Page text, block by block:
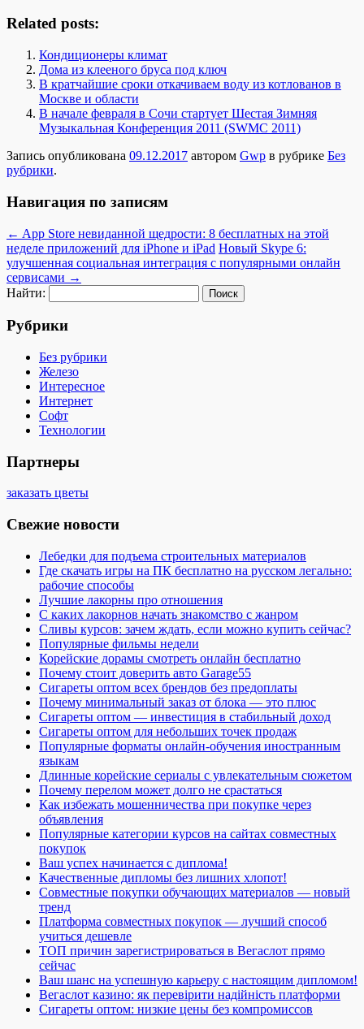
Related posts:
Кондиционеры климат
Дома из клееного бруса под ключ
В кратчайшие сроки откачиваем воду из котлованов в
Москве и области
В начале февраля в Сочи стартует Шестая Зимняя
Музыкальная Конференция 2011 (SWMC 2011)
Запись опубликована 09.12.2017 автором Gwp в рубрике Без
рубрики.
Навигация по записям
← App Store невиданной щедрости: 8 бесплатных на этой
неделе приложений для iPhone и iPad Новый Skype 6:
улучшенная социальная интеграция с популярными онлайн
сервисами →
Найти:
Рубрики
Без рубрики
Железо
Интересное
Интернет
Софт
Технологии
Партнеры
заказать цветы
Свежие новости
Лебедки для подъема строительных материалов
Где скачать игры на ПК бесплатно на русском легально:
рабочие способы
Лучшие лакорны про отношения
С каких лакорнов начать знакомство с жанром
Сливы курсов: зачем ждать, если можно купить сейчас?
Популярные фильмы недели
Корейские дорамы смотреть онлайн бесплатно
Почему стоит доверить авто Garage55
Сигареты оптом всех брендов без предоплаты
Почему минимальный заказ от блока — это плюс
Сигареты оптом — инвестиция в стабильный доход
Сигареты оптом для небольших точек продаж
Популярные форматы онлайн-обучения иностранным
языкам
Длинные корейские сериалы с увлекательным сюжетом
Почему перелом может долго не срастаться
Как избежать мошенничества при покупке через
объявления
Популярные категории курсов на сайтах совместных
покупок
Ваш успех начинается с диплома!
Качественные дипломы без лишних хлопот!
Совместные покупки обучающих материалов — новый
тренд
Платформа совместных покупок — лучший способ
учиться дешевле
ТОП причин зарегистрироваться в Вегаслот прямо
сейчас
Ваш шанс на успешную карьеру с настоящим дипломом!
Вегаслот казино: як перевірити надійність платформи
Сигареты оптом: низкие цены без компромиссов